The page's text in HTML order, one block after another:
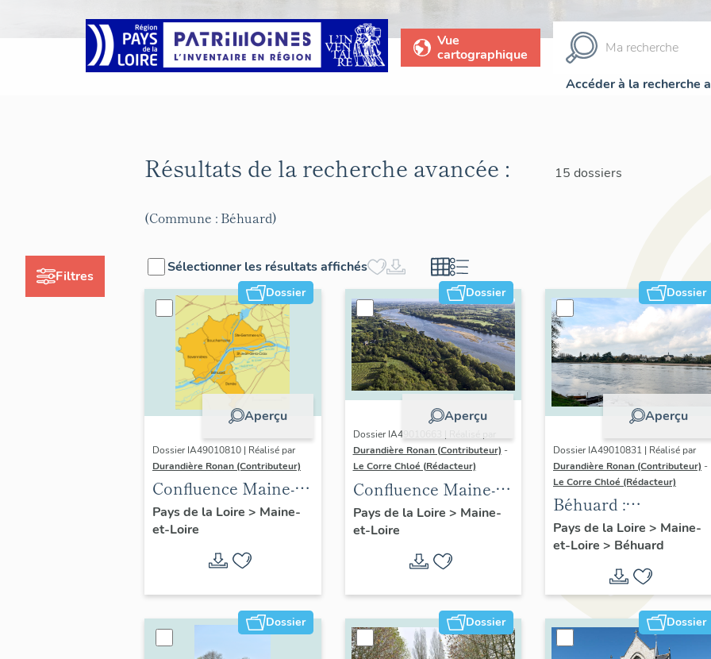
Vue
cartographique
Accéder à la recherche
Filtres
Résultats de la recherche avancée : 15 dossiers
(Commune : Béhuard)
Sélectionner les résultats affichés
Dossier
Aperçu
Dossier IA49010810 | Réalisé par
Durandière Ronan (Contributeur)
Confluence Maine-
Loire : présentation
de l'opération
thématique
Pays de la Loire > Maine-
et-Loire
Dossier
Aperçu
Dossier IA49010663 | Réalisé par
Durandière Ronan (Contributeur) -
Le Corre Chloé (Rédacteur)
Confluence Maine-
Loire : présentation
de l'aire d'étude
Pays de la Loire > Maine-
et-Loire
Dossier
Aperçu
Dossier IA49010831 | Réalisé par
Durandière Ronan (Contributeur) -
Le Corre Chloé (Rédacteur)
Béhuard :
présentation de la
commune
Pays de la Loire > Maine-
et-Loire > Béhuard
Dossier Dossier Dossier